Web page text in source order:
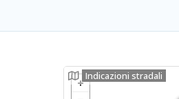
Indicazioni stradali